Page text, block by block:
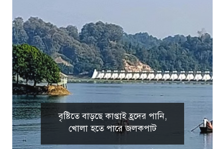
বৃষ্টিতে বাড়ছে কাপ্তাই হ্রদের পানি,
খোলা হতে পারে জলকপাট